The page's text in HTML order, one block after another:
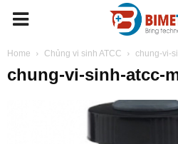
BIMETECH
Home Chủng vi sinh ATCC chung-vi-
chung-vi-sinh-atcc-